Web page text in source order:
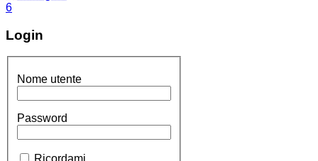
Login
Nome utente
Password
Ricordami